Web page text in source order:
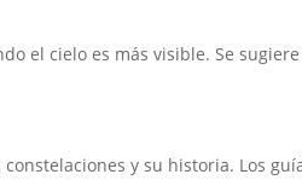
el cielo es más visible. Se
y su historia. Los